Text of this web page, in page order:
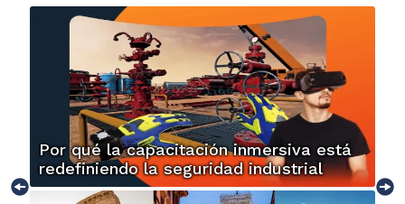
Por qué la capacitación inmersiva está
redefiniendo la seguridad industrial